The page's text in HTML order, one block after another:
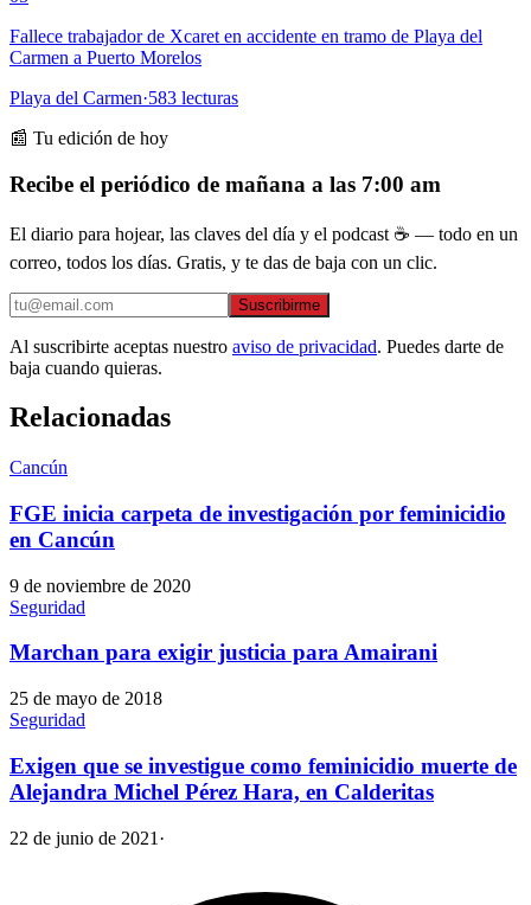
Fallece trabajador de Xcaret en accidente en tramo de Playa del
Carmen a Puerto Morelos
Playa del Carmen·583 lecturas
📰 Tu edición de hoy
Recibe el periódico de mañana a las 7:00 am
El diario para hojear, las claves del día y el podcast ☕ — todo en un
correo, todos los días. Gratis, y te das de baja con un clic.
Suscribirme
Al suscribirte aceptas nuestro aviso de privacidad. Puedes darte de
baja cuando quieras.
Relacionadas
Cancún
FGE inicia carpeta de investigación por feminicidio
en Cancún
9 de noviembre de 2020
Seguridad
Marchan para exigir justicia para Amairani
25 de mayo de 2018
Seguridad
Exigen que se investigue como feminicidio muerte de
Alejandra Michel Pérez Hara, en Calderitas
22 de junio de 2021 ·